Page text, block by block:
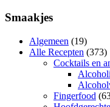
Smaakjes
Algemeen (19)
Alle Recepten (373)
Cocktails en
Fingerfood